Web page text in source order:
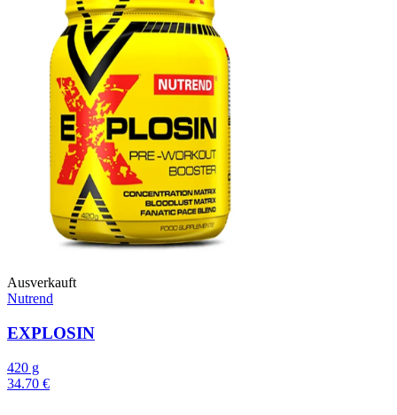
Ausverkauft
Nutrend
EXPLOSIN
420 g
34.70 €